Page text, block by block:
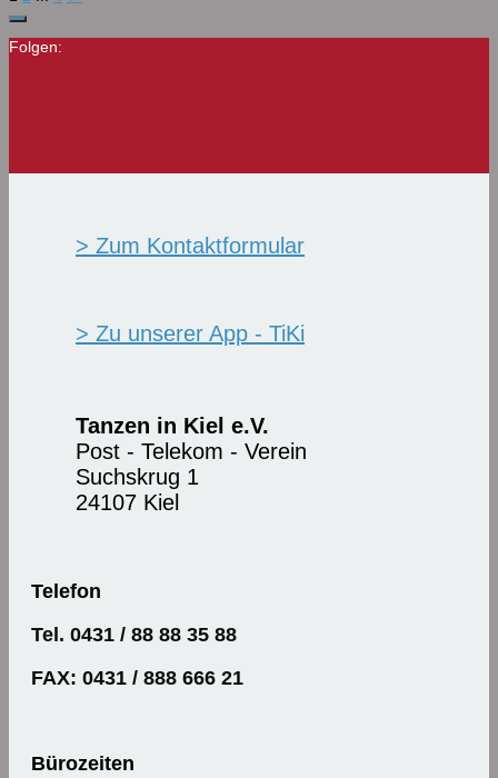
Folgen:
> Zum Kontaktformular
> Zu unserer App - TiKi
Tanzen in Kiel e.V.
Post - Telekom - Verein
Suchskrug 1
24107 Kiel
Telefon
Tel. 0431 / 88 88 35 88
FAX: 0431 / 888 666 21
Bürozeiten